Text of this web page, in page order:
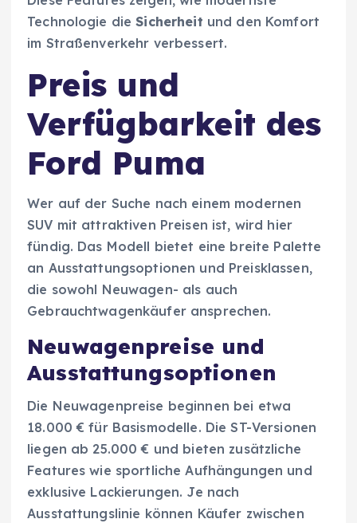
Technologie dieSicherheit und den Komfort
im Straßenverkehr verbessert.
Preis und
Verfügbarkeit des
Ford Puma
Wer auf der Suche nach einem modernen
SUV mit attraktiven Preisen ist, wird hier
fündig. Das Modell bietet eine breite Palette
an Ausstattungsoptionen und Preisklassen,
die sowohl Neuwagen- als auch
Gebrauchtwagenkäufer ansprechen.
Neuwagenpreise und
Ausstattungsoptionen
Die Neuwagenpreise beginnen bei etwa
18.000 € für Basismodelle. Die ST-Versionen
liegen ab 25.000 € und bieten zusätzliche
Features wie sportliche Aufhängungen und
exklusive Lackierungen. Je nach
Ausstattungslinie können Käufer zwischen